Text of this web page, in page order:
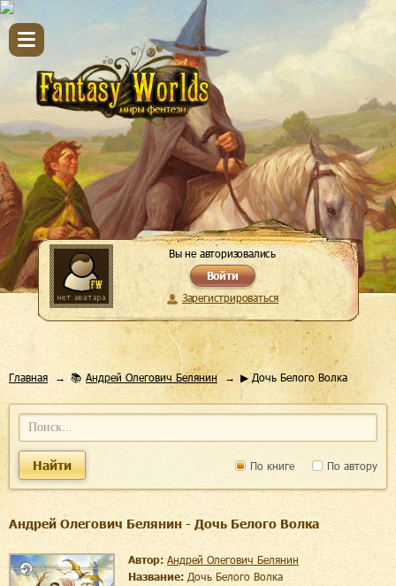
Вы не авторизовались
Войти
Зарегистрироваться
Главная 📚 Андрей Олегович Белянин ▶ Дочь Белого Волка
По книге По автору
Найти
Андрей Олегович Белянин - Дочь Белого Волка
Автор: Андрей Олегович Белянин
Название: Дочь Белого Волка